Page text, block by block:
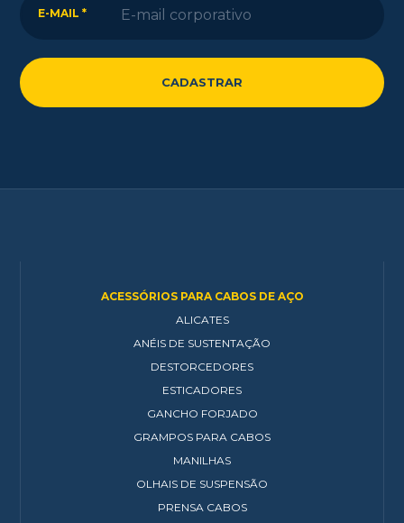
E-MAIL *
ACESSÓRIOS PARA CABOS DE AÇO
ALICATES
ANÉIS DE SUSTENTAÇÃO
DESTORCEDORES
ESTICADORES
GANCHO FORJADO
GRAMPOS PARA CABOS
MANILHAS
OLHAIS DE SUSPENSÃO
PRENSA CABOS